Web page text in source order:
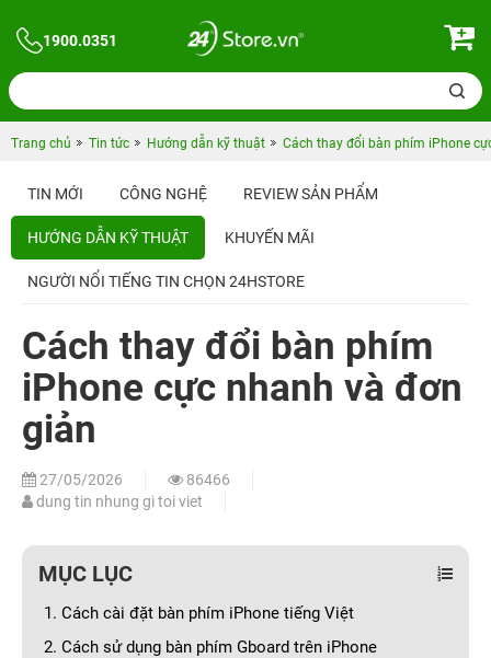
1900.0351
Trang chủ Tin tức Hướng dẫn kỹ thuật Cách thay đổi bàn phím iPhone
TIN MỚI CÔNG NGHỆ REVIEW SẢN PHẨM
HƯỚNG DẪN KỸ THUẬT KHUYẾN MÃI
NGƯỜI NỔI TIẾNG TIN CHỌN 24HSTORE
Cách thay đổi bàn phím
iPhone cực nhanh và đơn
giản
27/05/2026
86466
dung tin nhung gi toi viet
MỤC LỤC
1. Cách cài đặt bàn phím iPhone tiếng Việt
2. Cách sử dụng bàn phím Gboard trên iPhone